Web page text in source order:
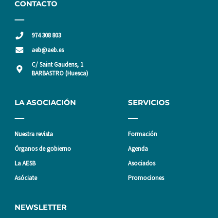
CONTACTO
974 308 803
aeb@aeb.es
C/ Saint Gaudens, 1
BARBASTRO (Huesca)
LA ASOCIACIÓN
Nuestra revista
Órganos de gobierno
La AESB
Asóciate
SERVICIOS
Formación
Agenda
Asociados
Promociones
NEWSLETTER